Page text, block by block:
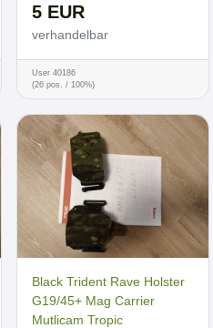
5 EUR
verhandelbar
User 40186
(26 pos. / 100%)
Black Trident Rave Holster
G19/45+ Mag Carrier
Mutlicam Tropic